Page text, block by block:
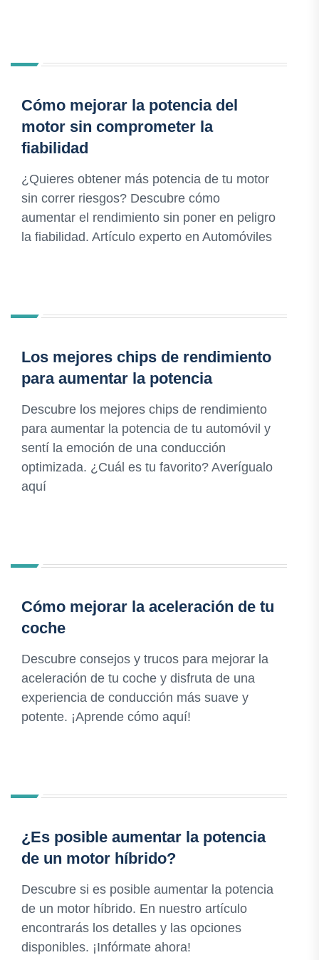
Cómo mejorar la potencia del
motor sin comprometer la
fiabilidad
¿Quieres obtener más potencia de tu motor
sin correr riesgos? Descubre cómo
aumentar el rendimiento sin poner en peligro
la fiabilidad. Artículo experto en Automóviles
Los mejores chips de rendimiento
para aumentar la potencia
Descubre los mejores chips de rendimiento
para aumentar la potencia de tu automóvil y
sentí la emoción de una conducción
optimizada. ¿Cuál es tu favorito? Averígualo
aquí
Cómo mejorar la aceleración de tu
coche
Descubre consejos y trucos para mejorar la
aceleración de tu coche y disfruta de una
experiencia de conducción más suave y
potente. ¡Aprende cómo aquí!
¿Es posible aumentar la potencia
de un motor híbrido?
Descubre si es posible aumentar la potencia
de un motor híbrido. En nuestro artículo
encontrarás los detalles y las opciones
disponibles. ¡Infórmate ahora!